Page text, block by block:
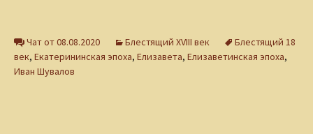
Чат от 08.08.2020 Блестящий XVIII век
Блестящий 18
век, Екатерининская эпоха, Елизавета, Елизаветинская эпоха,
Иван Шувалов